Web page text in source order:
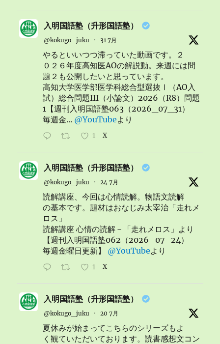
入明国語塾（升形国語塾）
@kokugo_juku · 31 7月
やるといいつつ滞っていた動画です。２
０２６年度高知医AOの解説動。来週には問
題２も公開したいと思っています。
高知大学医学部医学科総合型選抜Ⅰ（AO入
試）総合問題III（小論文）2026（R8）問題
1【週刊入明国語塾063（2026_07_31）
毎週金... @YouTubeより
1 X
入明国語塾（升形国語塾）
@kokugo_juku · 24 7月
読解講座、今回は心情読解。物語文読解
の基本です。題材はおなじみ太宰治「走れメ
ロス」
読解講座 心情の読解－「走れメロス」より
【週刊入明国語塾062（2026_07_24）
毎週金曜日更新】 @YouTubeより
1 X
入明国語塾（升形国語塾）
@kokugo_juku · 20 7月
夏休みが始まってこちらのシリーズもよ
く観ていただいております。読書感想文コン